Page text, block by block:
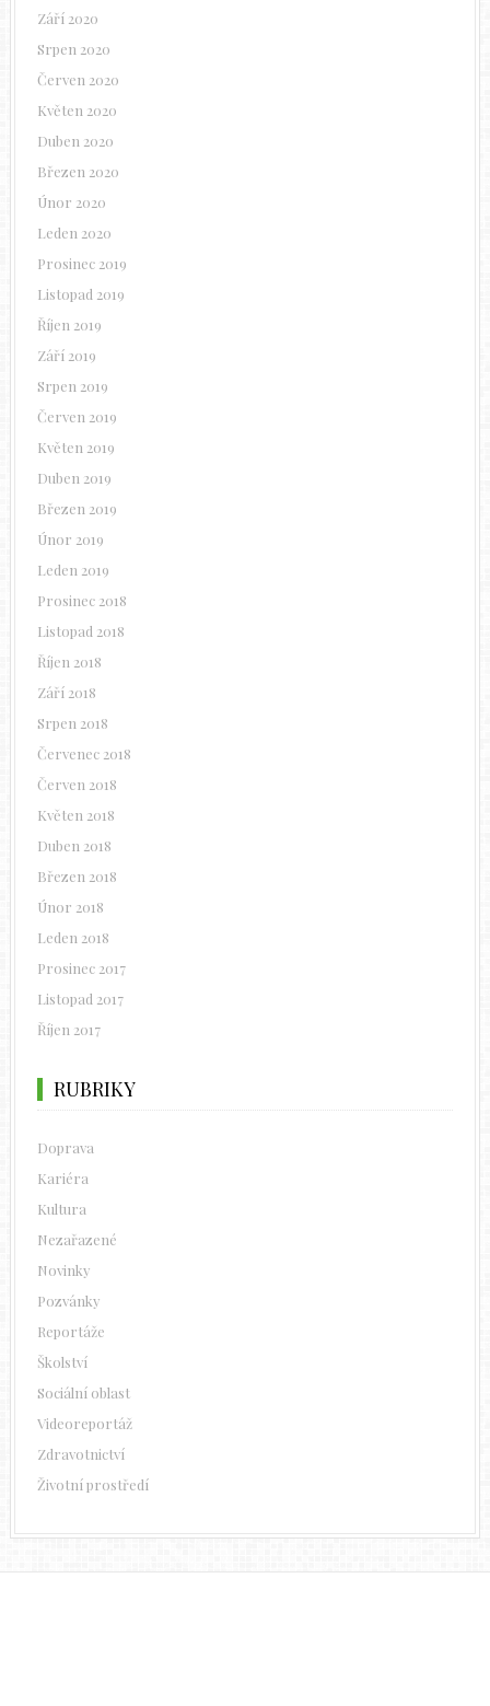
Září 2020
Srpen 2020
Červen 2020
Květen 2020
Duben 2020
Březen 2020
Únor 2020
Leden 2020
Prosinec 2019
Listopad 2019
Říjen 2019
Září 2019
Srpen 2019
Červen 2019
Květen 2019
Duben 2019
Březen 2019
Únor 2019
Leden 2019
Prosinec 2018
Listopad 2018
Říjen 2018
Září 2018
Srpen 2018
Červenec 2018
Červen 2018
Květen 2018
Duben 2018
Březen 2018
Únor 2018
Leden 2018
Prosinec 2017
Listopad 2017
Říjen 2017
RUBRIKY
Doprava
Kariéra
Kultura
Nezařazené
Novinky
Pozvánky
Reportáže
Školství
Sociální oblast
Videoreportáž
Zdravotnictví
Životní prostředí